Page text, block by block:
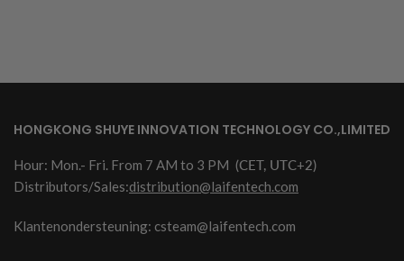
HONGKONG SHUYE INNOVATION TECHNOLOGY CO.,LIMITED
Hour: Mon.- Fri. From 7 AM to 3 PM (CET, UTC+2)
Distributors/Sales:distribution@laifentech.com
Klantenondersteuning: csteam@laifentech.com